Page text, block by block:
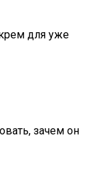
для уже
зачем он